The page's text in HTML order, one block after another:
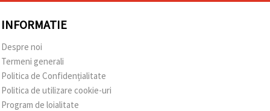
INFORMATIE
Despre noi
Termeni generali
Politica de Confidențialitate
Politica de utilizare cookie-uri
Program de loialitate